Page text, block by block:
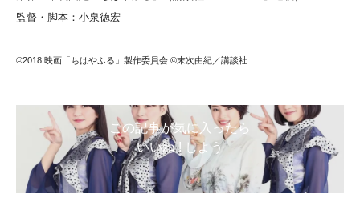
監督・脚本：小泉徳宏
©2018 映画「ちはやふる」製作委員会 ©末次由紀／講談社
この記事が気に入ったら
いいね ! しよう